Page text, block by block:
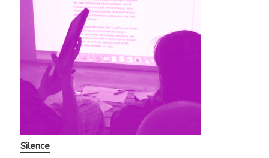
Silence